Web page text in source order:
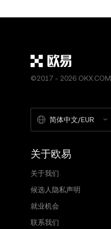
©2017 - 2026 OKX.COM
简体中文/EUR
关于欧易
关于我们
候选人隐私声明
就业机会
联系我们